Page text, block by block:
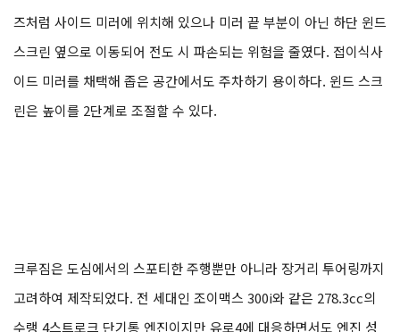
즈처럼 사이드 미러에 위치해 있으나 미러 끝 부분이 아닌 하단 윈드
스크린 옆으로 이동되어 전도 시 파손되는 위험을 줄였다. 접이식사
이드 미러를 채택해 좁은 공간에서도 주차하기 용이하다. 윈드 스크
린은 높이를 2단계로 조절할 수 있다.
크루짐은 도심에서의 스포티한 주행뿐만 아니라 장거리 투어링까지
고려하여 제작되었다. 전 세대인 조이맥스 300i와 같은 278.3cc의
수랭 4스트로크 단기통 엔진이지만 유로4에 대응하면서도 엔진 성